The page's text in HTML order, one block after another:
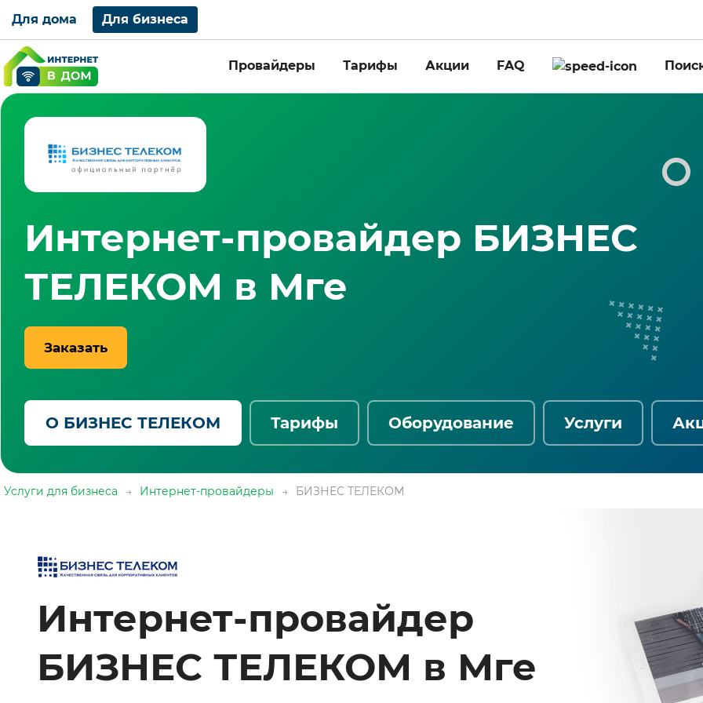
Для дома Для бизнеса
Провайдеры Тарифы Акции FAQ
Интернет-провайдер БИЗНЕС
ТЕЛЕКОМ в Мге
Заказать
О БИЗНЕС ТЕЛЕКОМ Тарифы Оборудование Услуги
Услуги для бизнеса → Интернет-провайдеры → БИЗНЕС ТЕЛЕКОМ
Интернет-провайдер
БИЗНЕС ТЕЛЕКОМ в Мге